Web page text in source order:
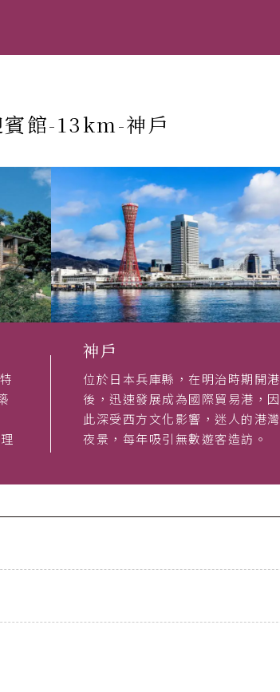
館-13km-神戶
神戶
位於日本兵庫縣，在明治時期開港
後，迅速發展成為國際貿易港，因
此深受西方文化影響，迷人的港灣
夜景，每年吸引無數遊客造訪。